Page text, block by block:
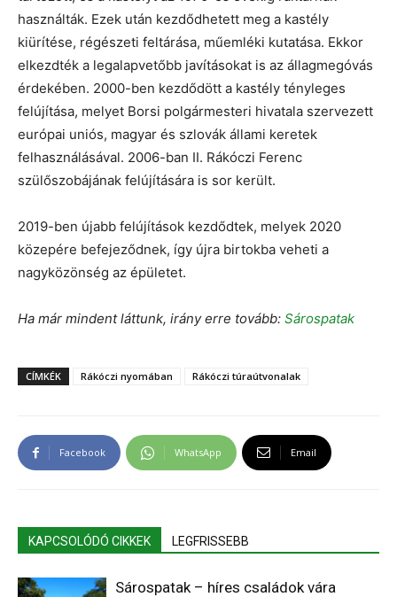
használták. Ezek után kezdődhetett meg a kastély
kiürítése, régészeti feltárása, műemléki kutatása. Ekkor
elkezdték a legalapvetőbb javításokat is az állagmegóvás
érdekében. 2000-ben kezdődött a kastély tényleges
felújítása, melyet Borsi polgármesteri hivatala szervezett
európai uniós, magyar és szlovák állami keretek
felhasználásával. 2006-ban II. Rákóczi Ferenc
szülőszobájának felújítására is sor került.
2019-ben újabb felújítások kezdődtek, melyek 2020
közepére befejeződnek, így újra birtokba veheti a
nagyközönség az épületet.
Ha már mindent láttunk, irány erre tovább: Sárospatak
CÍMKÉK Rákóczi nyomában Rákóczi túraútvonalak
Facebook WhatsApp Email
KAPCSOLÓDÓ CIKKEK LEGFRISSEBB
Sárospatak – híres családok vára